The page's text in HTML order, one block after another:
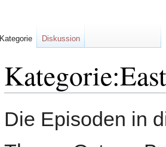
Navigation
Suche
Die Episoden in
Kategorie Diskussion